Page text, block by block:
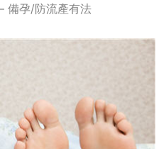
備孕/防流產有法